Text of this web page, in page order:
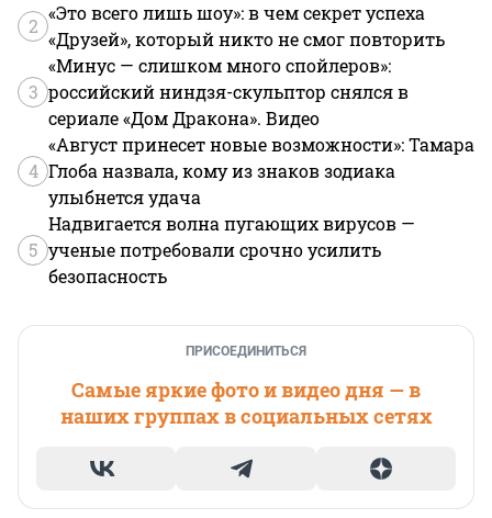
2
«Это всего лишь шоу»: в чем секрет успеха
«Друзей», который никто не смог повторить
3
«Минус — слишком много спойлеров»:
российский ниндзя-скульптор снялся в
сериале «Дом Дракона». Видео
4
«Август принесет новые возможности»: Тамара
Глоба назвала, кому из знаков зодиака
улыбнется удача
5
Надвигается волна пугающих вирусов —
ученые потребовали срочно усилить
безопасность
ПРИСОЕДИНИТЬСЯ
Самые яркие фото и видео дня — в
наших группах в социальных сетях